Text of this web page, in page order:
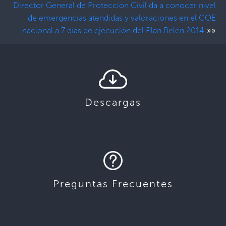
Director General de Protección Civil da a conocer nivel
de emergencias atendidas y valoraciones en el COE
nacional a 7 días de ejecución del Plan Belén 2014 »»
Descargas
Preguntas Frecuentes